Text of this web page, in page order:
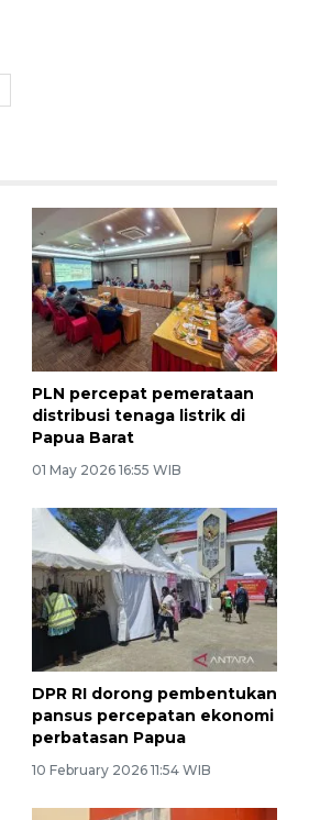
PLN percepat pemerataan
distribusi tenaga listrik di
Papua Barat
01 May 2026 16:55 WIB
DPR RI dorong pembentukan
pansus percepatan ekonomi
perbatasan Papua
10 February 2026 11:54 WIB